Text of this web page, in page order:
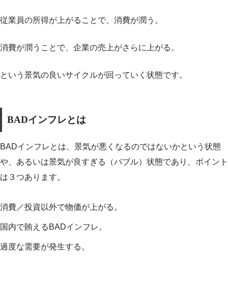
従業員の所得が上がることで、消費が潤う。
消費が潤うことで、企業の売上がさらに上がる。
という景気の良いサイクルが回っていく状態です。
BADインフレとは
BADインフレとは、景気が悪くなるのではないかという状態
や、あるいは景気が良すぎる（バブル）状態であり、ポイント
は３つあります。
消費／投資以外で物価が上がる。
国内で賄えるBADインフレ。
過度な需要が発生する。